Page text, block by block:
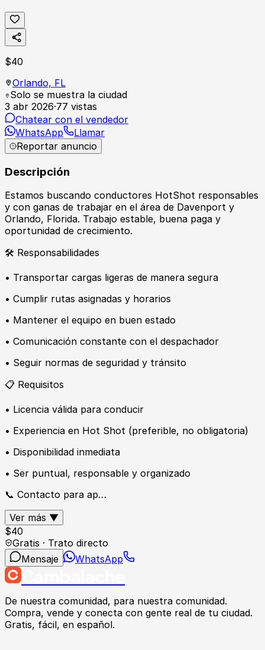
$40
Orlando, FL
Solo se muestra la ciudad
3 abr 2026·77 vistas
Chatear con el vendedor
WhatsApp
Llamar
Reportar anuncio
Descripción
Estamos buscando conductores HotShot responsables
y con ganas de trabajar en el área de Davenport y
Orlando, Florida. Trabajo estable, buena paga y
oportunidad de crecimiento.
🛠️ Responsabilidades
• Transportar cargas ligeras de manera segura
• Cumplir rutas asignadas y horarios
• Mantener el equipo en buen estado
• Comunicación constante con el despachador
• Seguir normas de seguridad y tránsito
📋 Requisitos
• Licencia válida para conducir
• Experiencia en Hot Shot (preferible, no obligatoria)
• Disponibilidad inmediata
• Ser puntual, responsable y organizado
📞 Contacto para ap…
Ver más ▼
$40
Gratis · Trato directo
Mensaje
WhatsApp
De nuestra comunidad, para nuestra comunidad.
Compra, vende y conecta con gente real de tu ciudad.
Gratis, fácil, en español.